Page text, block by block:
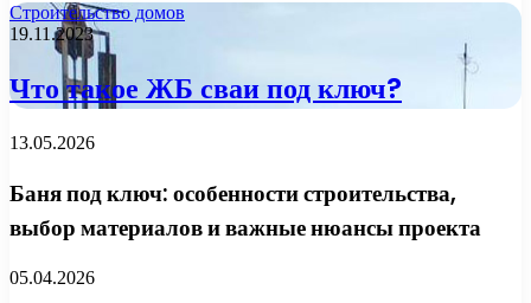
Строительство домов
19.11.2023
Что такое ЖБ сваи под ключ?
13.05.2026
Баня под ключ: особенности строительства,
выбор материалов и важные нюансы проекта
05.04.2026